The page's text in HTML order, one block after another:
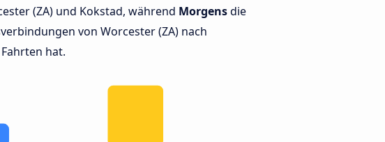
(ZA) und Kokstad, während Morgensdie
von Worcester (ZA) nach
hat.